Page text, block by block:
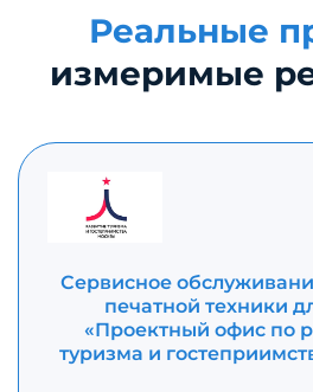
Реальные
измеримые
Сервисное
печатной техники
«Проектный офис по
туризма и